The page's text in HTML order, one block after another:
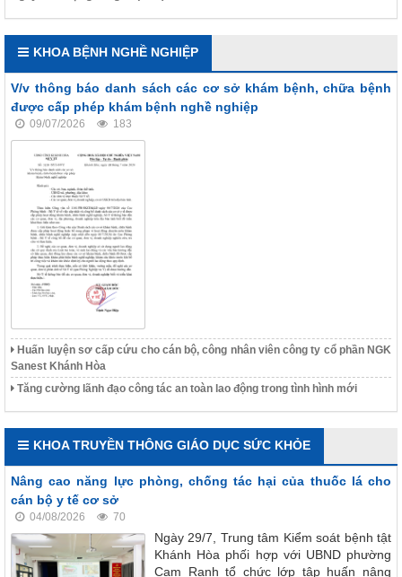
KHOA BỆNH NGHỀ NGHIỆP
V/v thông báo danh sách các cơ sở khám bệnh, chữa bệnh
được cấp phép khám bệnh nghề nghiệp
09/07/2026 183
Huấn luyện sơ cấp cứu cho cán bộ, công nhân viên công ty cổ phần NGK
Sanest Khánh Hòa
Tăng cường lãnh đạo công tác an toàn lao động trong tình hình mới
KHOA TRUYỀN THÔNG GIÁO DỤC SỨC KHỎE
Nâng cao năng lực phòng, chống tác hại của thuốc lá cho
cán bộ y tế cơ sở
04/08/2026 70
Ngày 29/7, Trung tâm Kiểm soát bệnh tật
Khánh Hòa phối hợp với UBND phường
Cam Ranh tổ chức lớp tập huấn nâng